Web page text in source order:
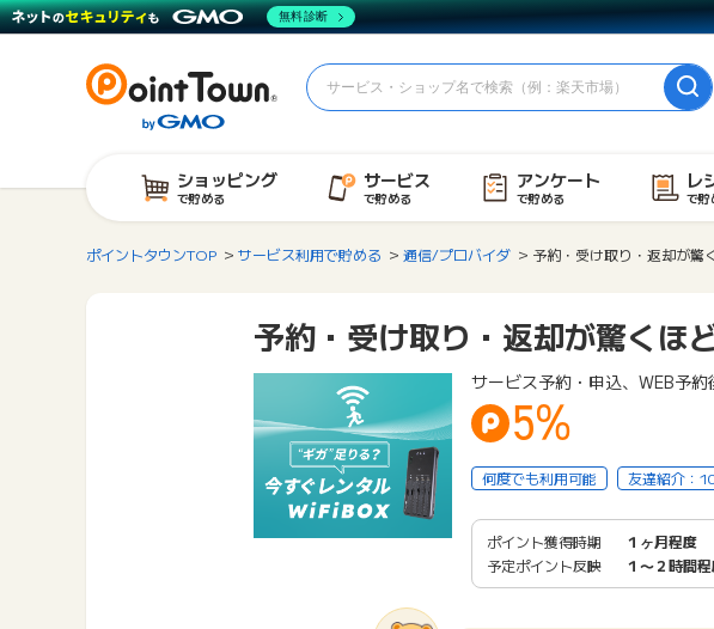
ショッピング
で貯める
サービス
で貯める
アンケート
で貯める
レ
で貯
ポイントタウンTOP サービス利用で貯める 通信/プロバイダ 予約・受け取り・返却が驚
予約・受け取り・返却が驚くほ
サービス予約・申込、WEB予
5%
何度でも利用可能 友達紹介：
ポイント獲得時期
１ヶ月程度
予定ポイント反映
１〜２時間
無料診断